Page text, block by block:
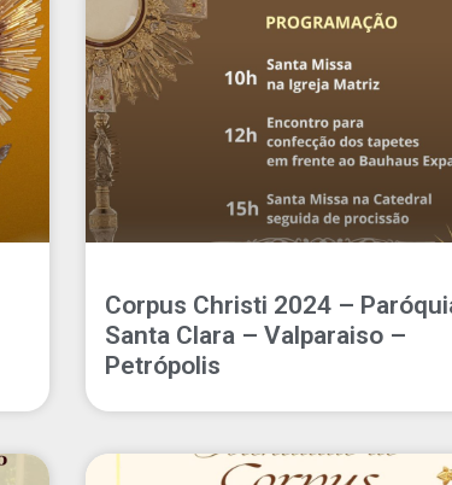
Corpus Christi 2024 –
Santa Clara – Valparaiso –
Petrópolis